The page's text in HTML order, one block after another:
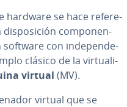
hardware se hace re­fe­re­
di­s­po­si­ción co­m­po­ne­n­
software con in­de­pe­n­de­
clásico de la vi­r­tua­li­
virtual (MV).
virtual que se